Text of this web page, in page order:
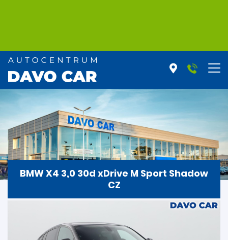
BMW X4 3,0 30d xDrive M Sport Shadow
CZ